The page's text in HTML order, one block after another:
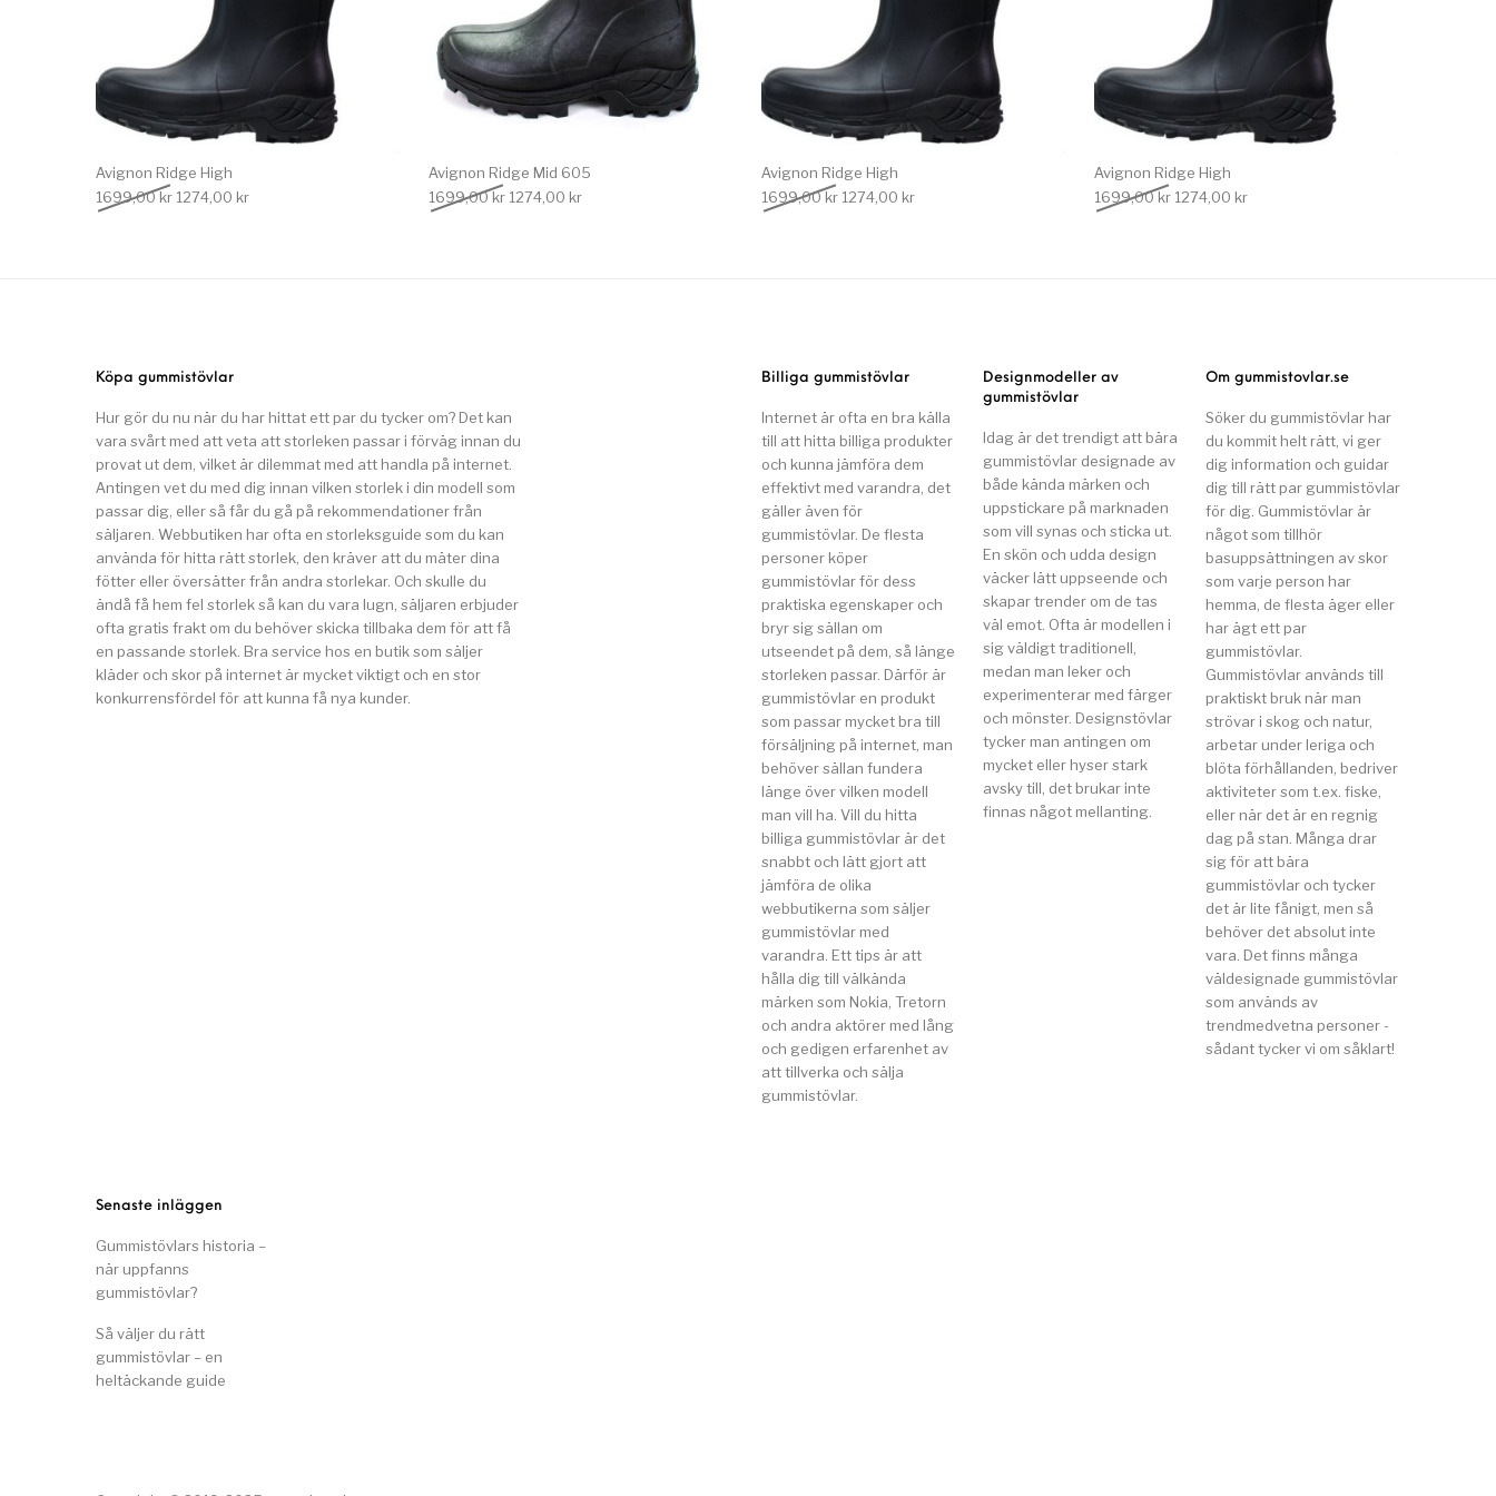
Avignon Ridge High
1699,00kr Det ursprungliga priset var: 1699,00 kr.
1274,00 krDet nuvarande priset är: 1274,00 kr.
Avignon Ridge Mid 605
1699,00kr Det ursprungliga priset var: 1699,00 kr.
1274,00 krDet nuvarande priset är: 1274,00 kr.
Avignon Ridge High
1699,00kr Det ursprungliga priset var: 1699,00 kr.
1274,00 krDet nuvarande priset är: 1274,00 kr.
Avignon Ridge High
1699,00kr Det ursprungliga priset var: 1699,00 kr.
1274,00 krDet nuvarande priset är: 1274,00 kr.
Köpa gummistövlar
Hur gör du nu när du har hittat ett par du tycker om? Det kan
vara svårt med att veta att storleken passar i förväg innan du
provat ut dem, vilket är dilemmat med att handla på internet.
Antingen vet du med dig innan vilken storlek i din modell som
passar dig, eller så får du gå på rekommendationer från
säljaren. Webbutiken har ofta en storleksguide som du kan
använda för hitta rätt storlek, den kräver att du mäter dina
fötter eller översätter från andra storlekar. Och skulle du
ändå få hem fel storlek så kan du vara lugn, säljaren erbjuder
ofta gratis frakt om du behöver skicka tillbaka dem för att få
en passande storlek. Bra service hos en butik som säljer
kläder och skor på internet är mycket viktigt och en stor
konkurrensfördel för att kunna få nya kunder.
Billiga gummistövlar
Internet är ofta en bra källa
till att hitta billiga produkter
och kunna jämföra dem
effektivt med varandra, det
gäller även för
gummistövlar. De flesta
personer köper
gummistövlar för dess
praktiska egenskaper och
bryr sig sällan om
utseendet på dem, så länge
storleken passar. Därför är
gummistövlar en produkt
som passar mycket bra till
försäljning på internet, man
behöver sällan fundera
länge över vilken modell
man vill ha. Vill du hitta
billiga gummistövlar är det
snabbt och lätt gjort att
jämföra de olika
webbutikerna som säljer
gummistövlar med
varandra. Ett tips är att
hålla dig till välkända
märken som Nokia, Tretorn
och andra aktörer med lång
och gedigen erfarenhet av
att tillverka och sälja
gummistövlar.
Designmodeller av
gummistövlar
Idag är det trendigt att bära
gummistövlar designade av
både kända märken och
uppstickare på marknaden
som vill synas och sticka ut.
En skön och udda design
väcker lätt uppseende och
skapar trender om de tas
väl emot. Ofta är modellen i
sig väldigt traditionell,
medan man leker och
experimenterar med färger
och mönster. Designstövlar
tycker man antingen om
mycket eller hyser stark
avsky till, det brukar inte
finnas något mellanting.
Om gummistovlar.se
Söker du gummistövlar har
du kommit helt rätt, vi ger
dig information och guidar
dig till rätt par gummistövlar
för dig. Gummistövlar är
något som tillhör
basuppsättningen av skor
som varje person har
hemma, de flesta äger eller
har ägt ett par
gummistövlar.
Gummistövlar används till
praktiskt bruk när man
strövar i skog och natur,
arbetar under leriga och
blöta förhållanden, bedriver
aktiviteter som t.ex. fiske,
eller när det är en regnig
dag på stan. Många drar
sig för att bära
gummistövlar och tycker
det är lite fånigt, men så
behöver det absolut inte
vara. Det finns många
väldesignade gummistövlar
som används av
trendmedvetna personer -
sådant tycker vi om såklart!
Senaste inläggen
Gummistövlars historia –
när uppfanns
gummistövlar?
Så väljer du rätt
gummistövlar – en
heltäckande guide